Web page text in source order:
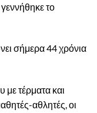
το
σήμερα 44 χρόνια
με τέρματα και
αθλητές, οι